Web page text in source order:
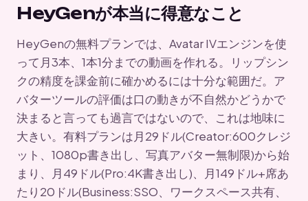
HeyGenが本当に得意なこと
HeyGenの無料プランでは、Avatar IVエンジンを使
って月3本、1本1分までの動画を作れる。リップシン
クの精度を課金前に確かめるには十分な範囲だ。ア
バターツールの評価は口の動きが不自然かどうかで
決まると言っても過言ではないので、これは地味に
大きい。有料プランは月29ドル(Creator:600クレジ
ット、1080p書き出し、写真アバター無制限)から始
まり、月49ドル(Pro:4K書き出し)、月149ドル+席あ
たり20ドル(Business:SSO、ワークスペース共有、